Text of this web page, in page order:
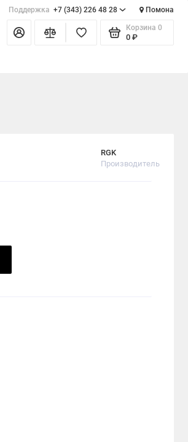
Поддержка +7 (343) 226 48 28 Помона
Корзина 0
0 ₽
RGK
Производитель